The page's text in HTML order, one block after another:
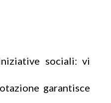
sociali: vi
garantisce